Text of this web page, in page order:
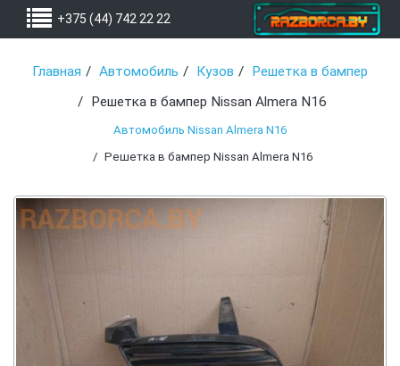
+375 (44) 742 22 22
Главная Автомобиль Кузов
Решетка в бампер
Решетка в бампер Nissan Almera N16
Автомобиль Nissan Almera N16
Решетка в бампер Nissan Almera N16